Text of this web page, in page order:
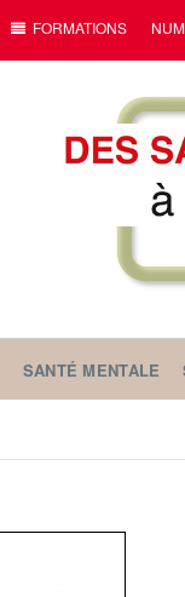
FORMATIONS
SANTÉ MENTALE